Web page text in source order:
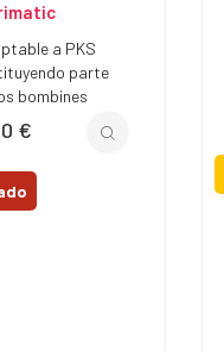
a PKS
parte
bombines
€